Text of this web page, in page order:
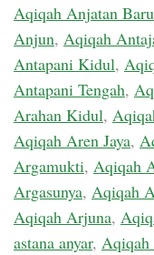
Aqiqah Anjatan Baru
Anjun, Aqiqah
Antapani Kidul,
Antapani Tengah,
Arahan Kidul,
Aqiqah Aren Jaya,
Argamukti, Aqiqah
Argasunya, Aqiqah
Aqiqah Arjuna,
astana anyar,